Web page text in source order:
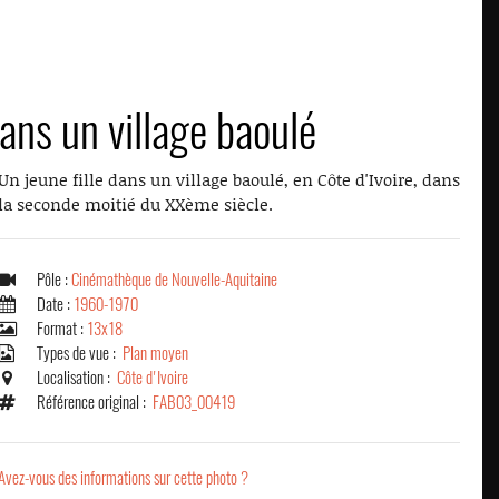
un village baoulé
jeune fille dans un village baoulé, en Côte d'Ivoire, dans
seconde moitié du XXème siècle.
Pôle :Cinémathèque de Nouvelle-Aquitaine
Date : 1960-1970
Format : 13x18
Types de vue : Plan moyen
Localisation : Côte d'Ivoire
Référence original : FAB03_00419
vous des informations sur cette photo ?